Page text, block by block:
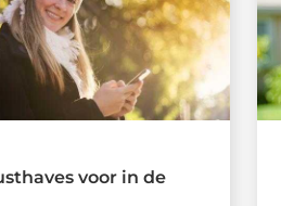
voor in de